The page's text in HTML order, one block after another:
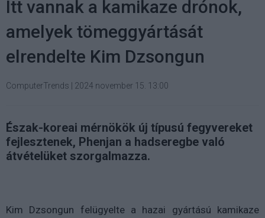
Itt vannak a kamikaze drónok,
amelyek tömeggyártását
elrendelte Kim Dzsongun
ComputerTrends 2024 november 15. 13:00
Észak-koreai mérnökök új típusú fegyvereket
fejlesztenek, Phenjan a hadseregbe való
átvételüket szorgalmazza.
Kim Dzsongun felügyelte a hazai gyártású kamikaze